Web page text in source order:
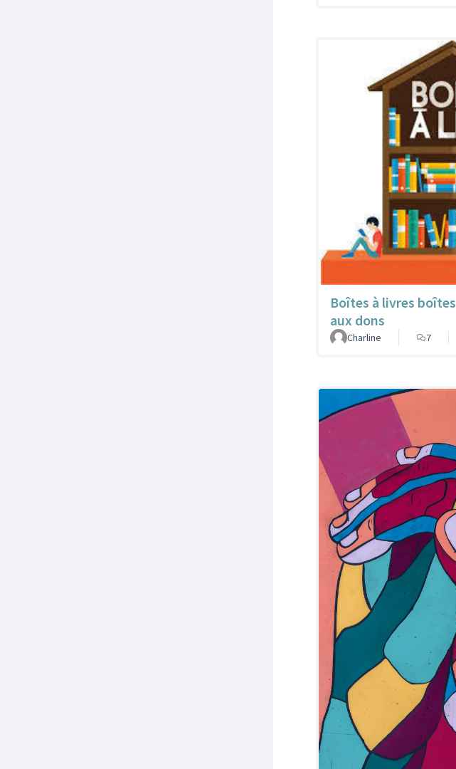
Boîtes à livres boîtes
aux dons
Charline
7